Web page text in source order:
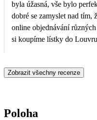
byla úžasná, vše bylo
dobré se zamyslet nad tím,
online objednávání
si koupíme lístky do
Zobrazit všechny recenze
Poloha